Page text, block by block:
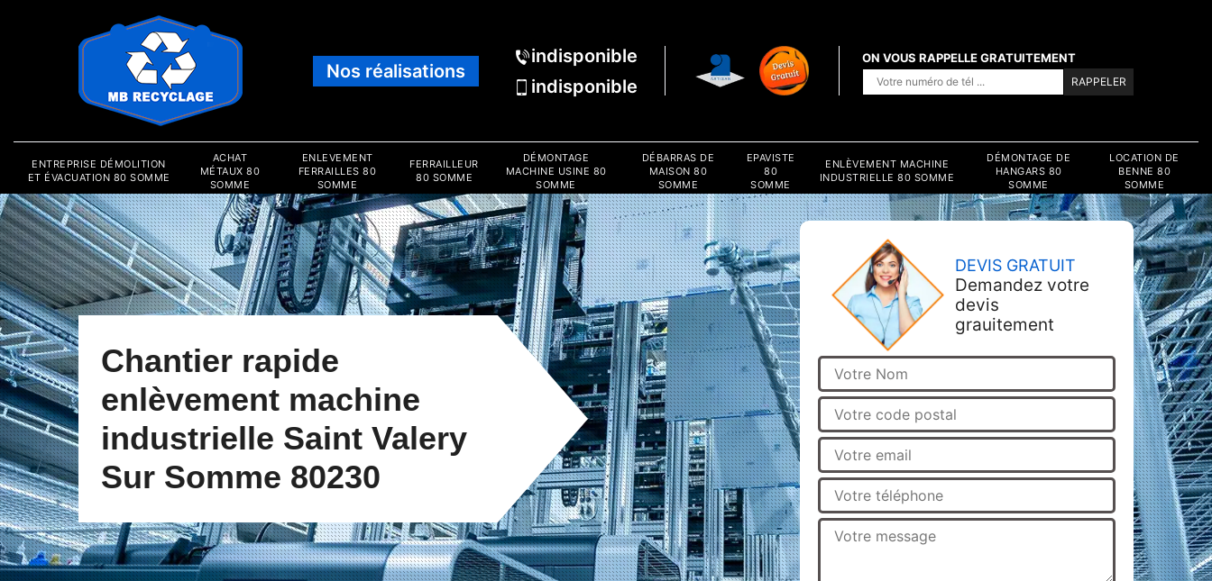
Nos réalisations
indisponible
indisponible
ON VOUS RAPPELLE GRATUITEMENT
ENTREPRISE DÉMOLITION
ET ÉVACUATION 80 SOMME
ACHAT
MÉTAUX 80
SOMME
ENLEVEMENT
FERRAILLES 80
SOMME
FERRAILLEUR
80 SOMME
DÉMONTAGE
MACHINE USINE 80
SOMME
DÉBARRAS DE
MAISON 80
SOMME
EPAVISTE
80
SOMME
ENLÈVEMENT MACHINE
INDUSTRIELLE 80 SOMME
DÉMONTAGE DE
HANGARS 80
SOMME
LOCATION DE
BENNE 80
SOMME
Chantier rapide
enlèvement machine
industrielle Saint Valery
Sur Somme 80230
DEVIS GRATUIT
Demandez votre
devis
grauitement